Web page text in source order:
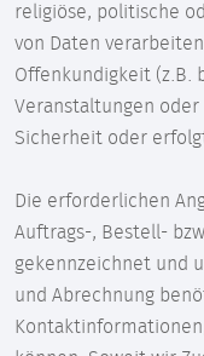
religiöse, politische
von Daten
Offenkundigkeit (z.B.
Veranstaltungen
Sicherheit oder
Die erforderlichen
Auftrags-, Bestell-
gekennzeichnet und
und Abrechnung